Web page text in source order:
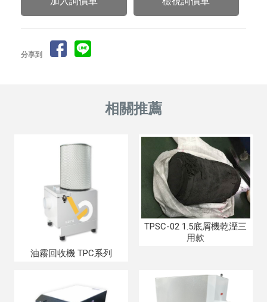
分享到
油霧回收機 TPC系列
TPSC-02 1.5底屑機乾溼三
用款